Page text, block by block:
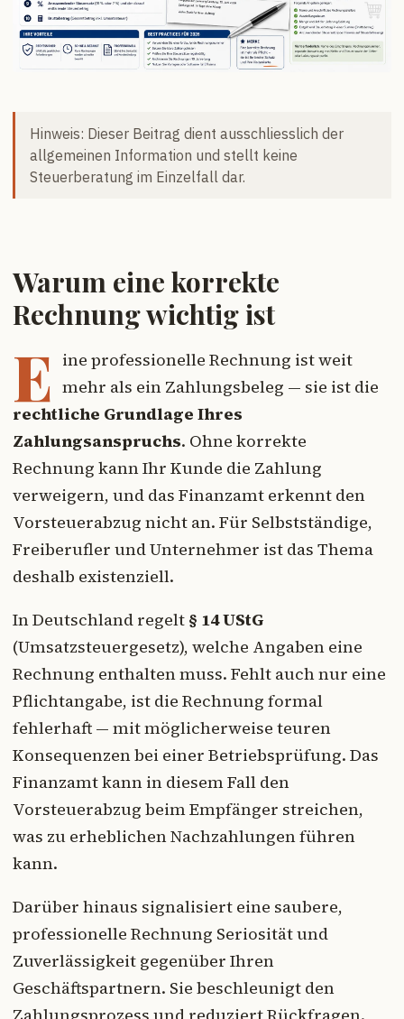
Hinweis: Dieser Beitrag dient ausschliesslich der
allgemeinen Information und stellt keine
Steuerberatung im Einzelfall dar.
Warum eine korrekte
Rechnung wichtig ist
E ine professionelle Rechnung ist weit
mehr als ein Zahlungsbeleg — sie ist die
rechtliche Grundlage Ihres
Zahlungsanspruchs. Ohne korrekte
Rechnung kann Ihr Kunde die Zahlung
verweigern, und das Finanzamt erkennt den
Vorsteuerabzug nicht an. Für Selbstständige,
Freiberufler und Unternehmer ist das Thema
deshalb existenziell.
In Deutschland regelt § 14 UStG
(Umsatzsteuergesetz), welche Angaben eine
Rechnung enthalten muss. Fehlt auch nur eine
Pflichtangabe, ist die Rechnung formal
fehlerhaft — mit möglicherweise teuren
Konsequenzen bei einer Betriebsprüfung. Das
Finanzamt kann in diesem Fall den
Vorsteuerabzug beim Empfänger streichen,
was zu erheblichen Nachzahlungen führen
kann.
Darüber hinaus signalisiert eine saubere,
professionelle Rechnung Seriosität und
Zuverlässigkeit gegenüber Ihren
Geschäftspartnern. Sie beschleunigt den